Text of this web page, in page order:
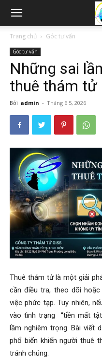
Thám
Phòng,
Tham
Phong,
thám
Trang chủ Góc tư vấn
Góc tư vấn
Những sai
thuê thám tử
Bởi admin - Tháng 6 5, 2026
Thuê thám tử là một giải
cần điều tra, theo dõi
việc phức tạp. Tuy nhiên,
vào tình trạng
“tiền mất
lầm nghiêm trọng. Bài viết
phổ biến khiến người thuê
tránh chúng.